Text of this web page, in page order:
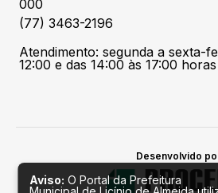
000
(77) 3463-2196
Atendimento: segunda a sexta-
12:00 e das 14:00 às 17:00 horas
Desenvolvido
Aviso: O Portal da Prefeitura